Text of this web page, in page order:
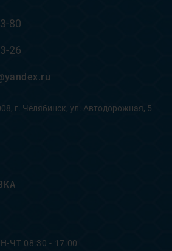
80
26
г. Челябинск, ул. Автодорожная, 5
ЧТ 08:30 - 17:00